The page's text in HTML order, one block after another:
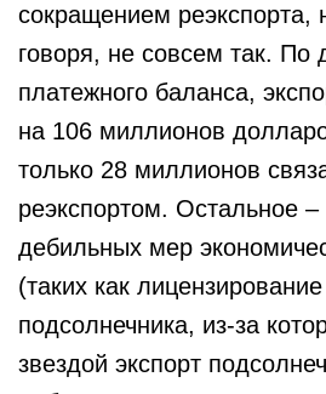
сокращением реэкспорта,
говоря, не совсем так. По
платежного баланса,
на 106 миллионов
только 28 миллионов
реэкспортом. Остальное –
дебильных мер
(таких как
подсолнечника, из-за
звездой экспорт